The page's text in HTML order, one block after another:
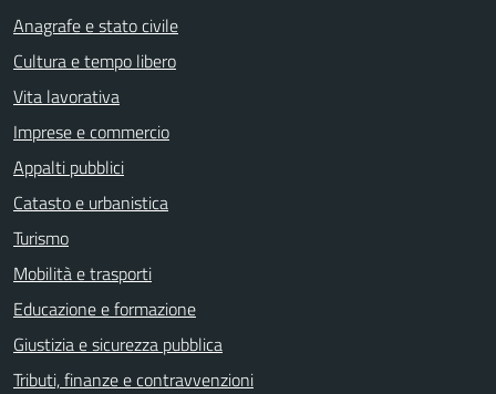
Anagrafe e stato civile
Cultura e tempo libero
Vita lavorativa
Imprese e commercio
Appalti pubblici
Catasto e urbanistica
Turismo
Mobilità e trasporti
Educazione e formazione
Giustizia e sicurezza pubblica
Tributi, finanze e contravvenzioni